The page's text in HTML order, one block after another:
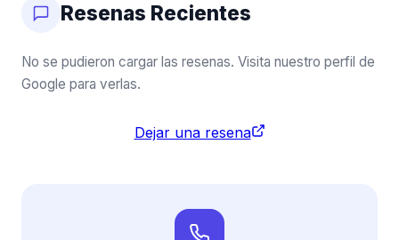
Resenas Recientes
No se pudieron cargar las resenas. Visita nuestro perfil de
Google para verlas.
Dejar una resena